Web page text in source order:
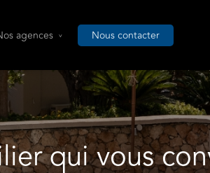
agences Nous contacter
qui vous